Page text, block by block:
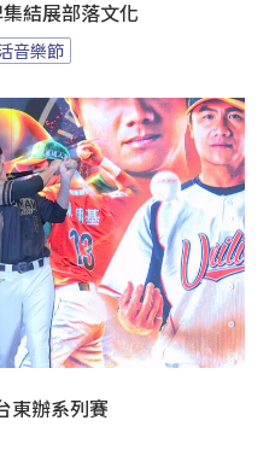
結展部落文化
音樂節
東辦系列賽